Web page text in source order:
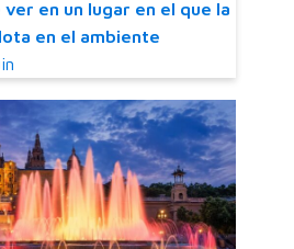
en un lugar en el que la
en el ambiente